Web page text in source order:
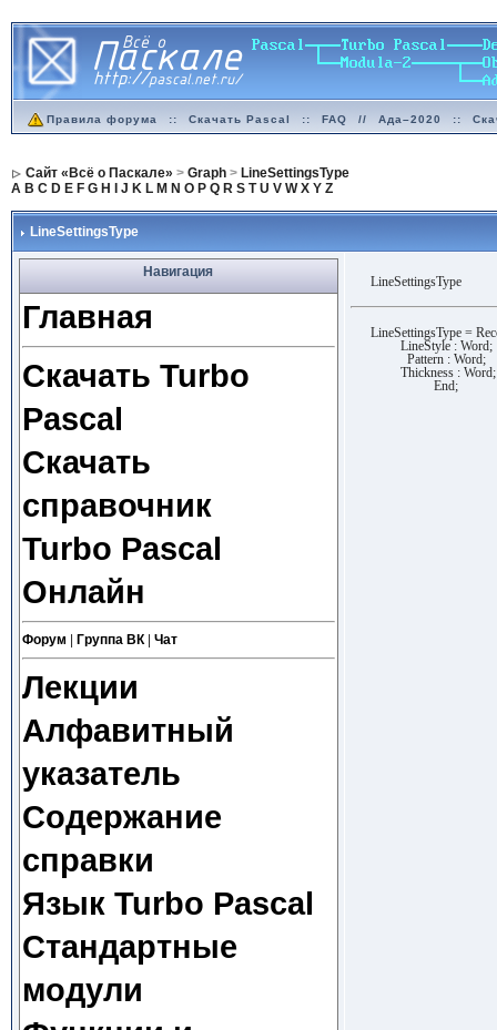
Правила форума :: Скачать Pascal :: FAQ // Ада–2020 ::
Сайт «Всё о Паскале» > Graph> LineSettingsType
A B C D E F G H J K L M N O P Q R S T U V W X Y Z
LineSettingsType
Навигация
Главная
Скачать Turbo
Pascal
Скачать
справочник
Turbo Pascal
Онлайн
Форум Группа ВК| Чат
Лекции
Алфавитный
указатель
Содержание
справки
Язык Turbo Pascal
Стандартные
модули
LineSettingsType
LineSettingsType =
LineStyle : Word;
Pattern : Word;
Thickness : Word;
End;